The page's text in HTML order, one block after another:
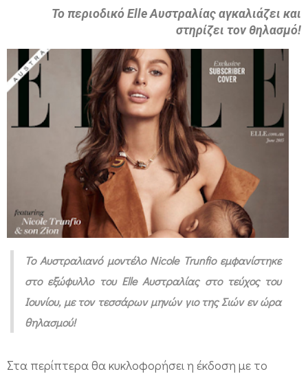
N
i
o
u
n
η
Το περιοδικό Elle Αυστραλίας αγκαλιάζει και
στηρίζει τον θηλασμό!
To Αυστραλιανό μοντέλο Nicole Trunfio εμφανίστηκε
στο εξώφυλλο του Elle Αυστραλίας στο τεύχος του
Ιουνίου, με τον τεσσάρων μηνών γιο της Σιών εν ώρα
θηλασμού!
Στα περίπτερα θα κυκλοφορήσει η έκδοση με το